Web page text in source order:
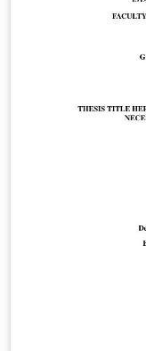
yayımlanmıştır: Yüksek Lisans Formları:
https://
thesis template for
was prepared by
the official
University